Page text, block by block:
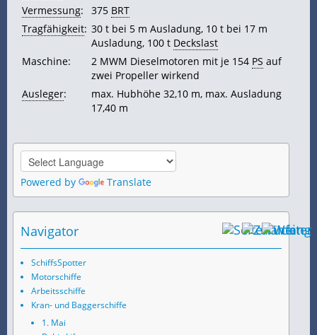
Vermessung: 375 BRT
Tragfähigkeit: 30 t bei 5 m Ausladung, 10 t bei 17 m
Ausladung, 100 t Deckslast
Maschine:
2 MWM Dieselmotoren mit je 154 PS auf
zwei Propeller wirkend
Ausleger:
max. Hubhöhe 32,10 m, max. Ausladung
17,40 m
Powered by Translate
Navigator
SchiffsSpotter
Motorschiffe
Arbeitsschiffe
Kran- und Baggerschiffe
1. Mai